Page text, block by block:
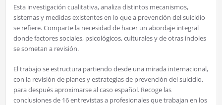
Esta investigación cualitativa, analiza distintos mecanismos,
sistemas y medidas existentes en lo que a prevención del suicidio
se refiere. Comparte la necesidad de hacer un abordaje integral
donde factores sociales, psicológicos, culturales y de otras índoles
se sometan a revisión.
El trabajo se estructura partiendo desde una mirada internacional,
con la revisión de planes y estrategias de prevención del suicidio,
para después aproximarse al caso español. Recoge las
conclusiones de 16 entrevistas a profesionales que trabajan en los